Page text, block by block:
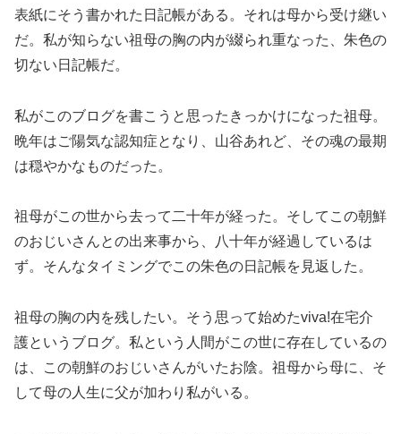
表紙にそう書かれた日記帳がある。それは母から受け継い
だ。私が知らない祖母の胸の内が綴られ重なった、朱色の
切ない日記帳だ。
私がこのブログを書こうと思ったきっかけになった祖母。
晩年はご陽気な認知症となり、山谷あれど、その魂の最期
は穏やかなものだった。
祖母がこの世から去って二十年が経った。そしてこの朝鮮
のおじいさんとの出来事から、八十年が経過しているは
ず。そんなタイミングでこの朱色の日記帳を見返した。
祖母の胸の内を残したい。そう思って始めたviva!在宅介
護というブログ。私という人間がこの世に存在しているの
は、この朝鮮のおじいさんがいたお陰。祖母から母に、そ
して母の人生に父が加わり私がいる。